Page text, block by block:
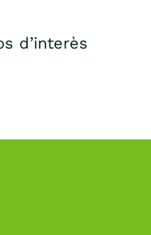
d’interès